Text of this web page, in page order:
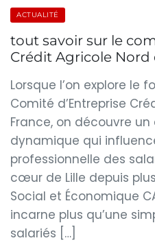
ACTUALITÉ
tout savoir sur le
Crédit Agricole Nord
Lorsque l’on explore le
Comité d’Entreprise
France, on découvre
dynamique qui
professionnelle des
cœur de Lille depuis
Social et Économique
incarne plus qu’une
salariés […]